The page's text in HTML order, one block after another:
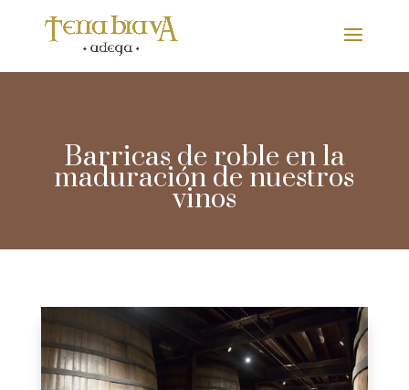
Barricas de roble en la
maduración de nuestros
vinos